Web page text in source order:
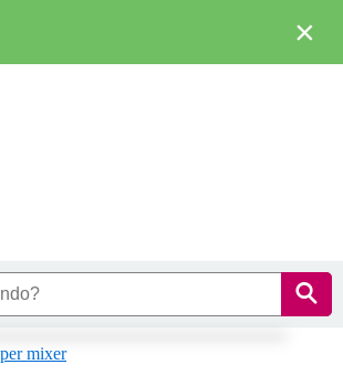
mixer
×